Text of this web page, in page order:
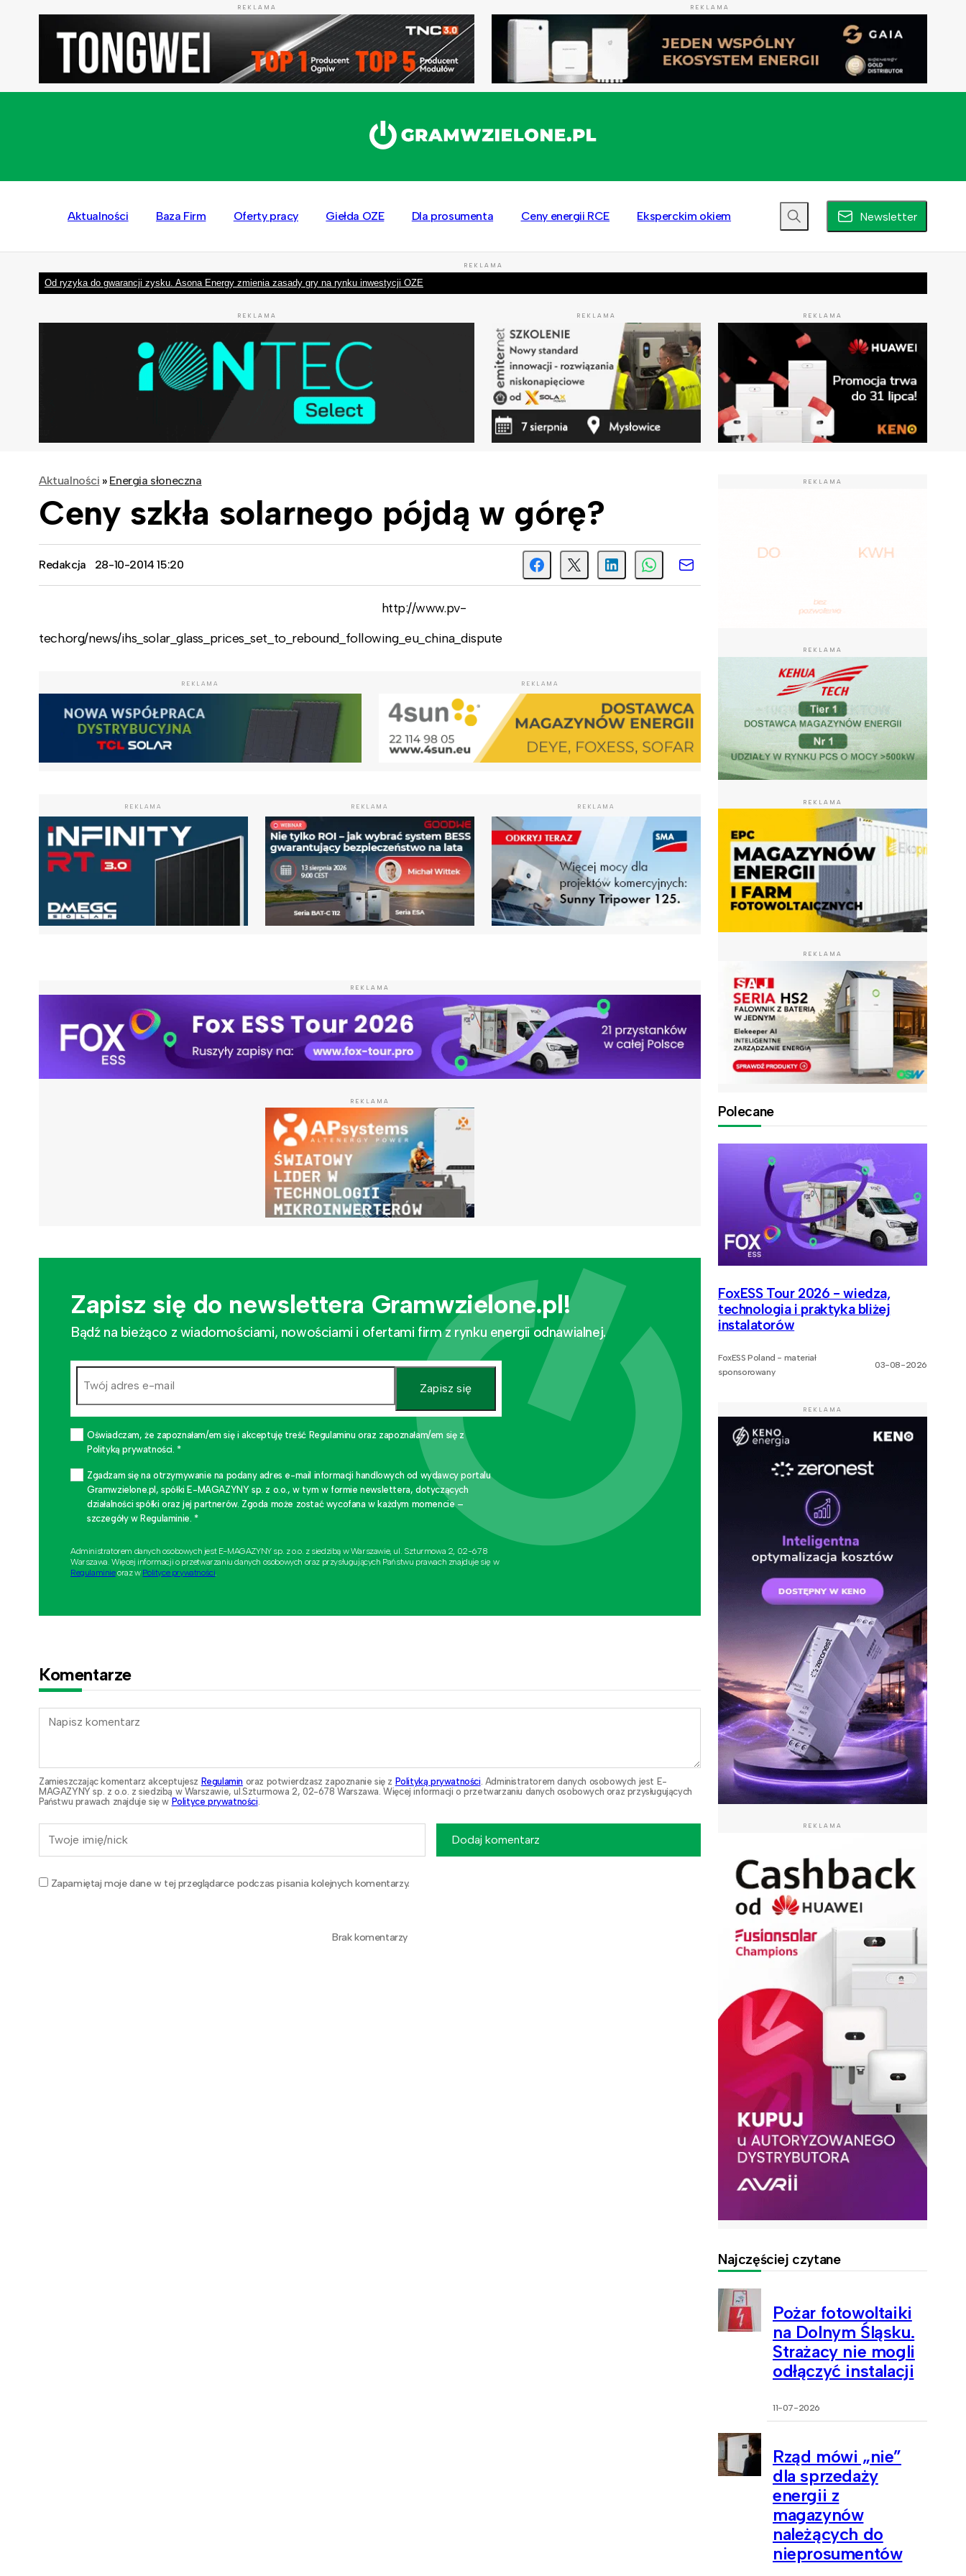
REKLAMA REKLAMA
Aktualności Baza Firm Oferty pracy Giełda OZE Dla prosumenta Ceny energii RCE Eksperckim okiem Newsletter
REKLAMA
Od ryzyka do gwarancji zysku. Asona Energy zmienia zasady gry na rynku inwestycji OZE
REKLAMA REKLAMA REKLAMA
Aktualności » Energia słoneczna
Ceny szkła solarnego pójdą w górę?
Redakcja 28-10-2014 15:20
http://www.pv-
tech.org/news/ihs_solar_glass_prices_set_to_rebound_following_eu_china_dispute
REKLAMA REKLAMA
REKLAMA REKLAMA REKLAMA
REKLAMA
REKLAMA
Zapisz się do newslettera Gramwzielone.pl!
Bądź na bieżąco z wiadomościami, nowościami i ofertami firm z rynku energii odnawialnej.
Zapisz się
Oświadczam, że zapoznałam/em się i akceptuję treść Regulaminu oraz zapoznałam/em się z
Polityką prywatności. *
Zgadzam się na otrzymywanie na podany adres e-mail informacji handlowych od wydawcy portalu
Gramwzielone.pl, spółki E-MAGAZYNY sp. z o.o., w tym w formie newslettera, dotyczących
działalności spółki oraz jej partnerów. Zgoda może zostać wycofana w każdym momencie –
szczegóły w Regulaminie. *
Administratorem danych osobowych jest E-MAGAZYNY sp. z o.o. z siedzibą w Warszawie, ul. Szturmowa 2, 02-678
Warszawa. Więcej informacji o przetwarzaniu danych osobowych oraz przysługujących Państwu prawach znajduje się w
Regulaminieoraz w Polityce prywatności
Komentarze
Zamieszczając komentarz akceptujesz Regulamin oraz potwierdzasz zapoznanie się z Polityką prywatności . Administratorem danych osobowych jest E-
MAGAZYNY sp. z o.o. z siedzibą w Warszawie, ul.Szturmowa 2, 02-678 Warszawa. Więcej informacji o przetwarzaniu danych osobowych oraz przysługujących
Państwu prawach znajduje się w Polityce prywatności
Zapamiętaj moje dane w tej przeglądarce podczas pisania kolejnych komentarzy.
Dodaj komentarz
Brak komentarzy
REKLAMA
REKLAMA
REKLAMA
REKLAMA
Polecane
FoxESS Tour 2026 - wiedza,
technologia i praktyka bliżej
instalatorów
FoxESS Poland - materiał
sponsorowany
03-08-2026
REKLAMA
REKLAMA
Najczęściej czytane
Pożar fotowoltaiki
na Dolnym Śląsku.
Strażacy nie mogli
odłączyć instalacji
11-07-2026
Rząd mówi „nie”
dla sprzedaży
energii z
magazynów
należących do
nieprosumentów